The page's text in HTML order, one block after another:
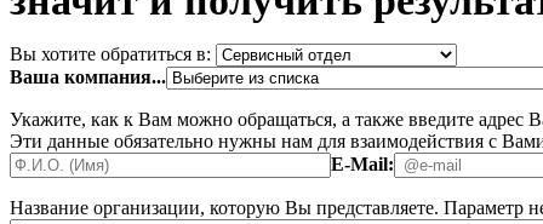
Вы хотите обратиться в:
Ваша компания...
Укажите, как к Вам можно обращаться, а также введите адрес
Эти данные обязательно нужны нам для взаимодействия с
E-Mail:
Название организации, которую Вы представляете. Параметр